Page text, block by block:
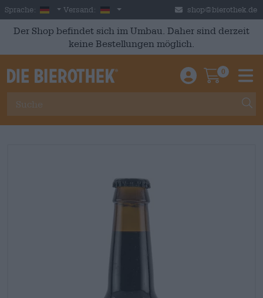
Skip to main content
Sprache: German
Versand: Deutschland shop@bierothek.de
Der Shop befindet sich im Umbau. Daher sind derzeit
keine Bestellungen möglich.
Einloggen /
0